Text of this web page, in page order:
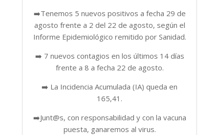
➡️Tenemos 5 nuevos positivos a fecha 29 de
agosto frente a 2 del 22 de agosto, según el
Informe Epidemiológico remitido por Sanidad.
➡️ 7 nuevos contagios en los últimos 14 días
frente a 8 a fecha 22 de agosto.
➡️ La Incidencia Acumulada (IA) queda en
165,41.
➡️Junt@s, con responsabilidad y con la vacuna
puesta, ganaremos al virus.